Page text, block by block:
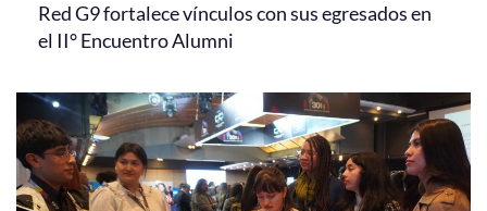
Red G9 fortalece vínculos con sus egresados en
el II° Encuentro Alumni